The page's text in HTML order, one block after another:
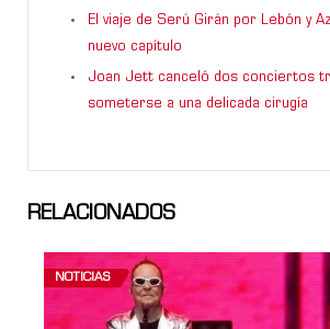
El viaje de Serú Girán por Lebón y
nuevo capítulo
Joan Jett canceló dos conciertos
someterse a una delicada cirugía
RELACIONADOS
NOTICIAS